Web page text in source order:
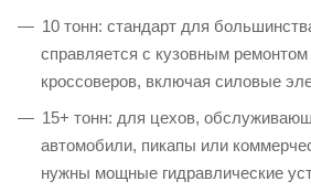
10 тонн: стандарт для
справляется с кузовным
кроссоверов, включая силовые
15+ тонн: для цехов,
автомобили, пикапы или
нужны мощные гидравлические